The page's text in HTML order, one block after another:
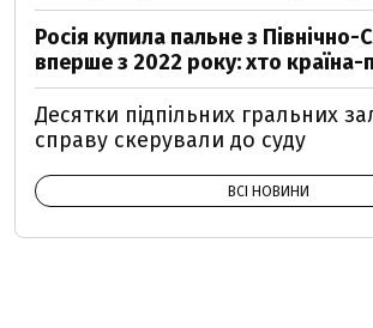
Росія купила пальне з Північно-
вперше з 2022 року: хто
Десятки підпільних гральних
справу скерували до суду
ВСІ НОВИНИ